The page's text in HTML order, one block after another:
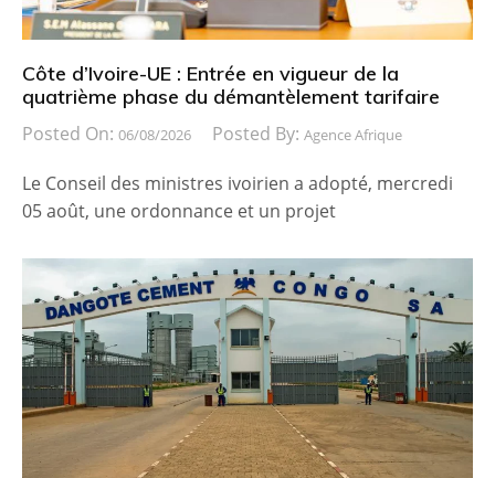
Côte d’Ivoire-UE : Entrée en vigueur de la
quatrième phase du démantèlement tarifaire
Posted On: 06/08/2026 Posted By: Agence Afrique
Le Conseil des ministres ivoirien a adopté, mercredi
05 août, une ordonnance et un projet